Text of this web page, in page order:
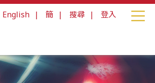
English | 簡 | 搜尋 | 登入